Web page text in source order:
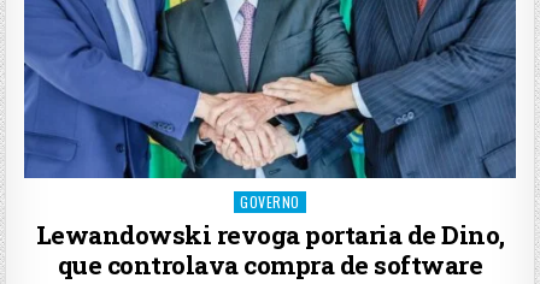
Posted
GOVERNO
Lewandowski revoga portaria de Dino,
que controlava compra de software